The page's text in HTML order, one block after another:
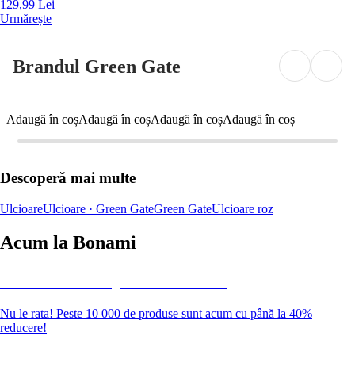
129,99 Lei
Urmărește
Brandul Green Gate
Adaugă în coșAdaugă în coșAdaugă în coșAdaugă în coș
Descoperă mai multe
UlcioareUlcioare · Green GateGreen GateUlcioare roz
Acum la Bonami
Nu le rata! Peste 10 000 de produse sunt acum cu până la 40%
reducere!